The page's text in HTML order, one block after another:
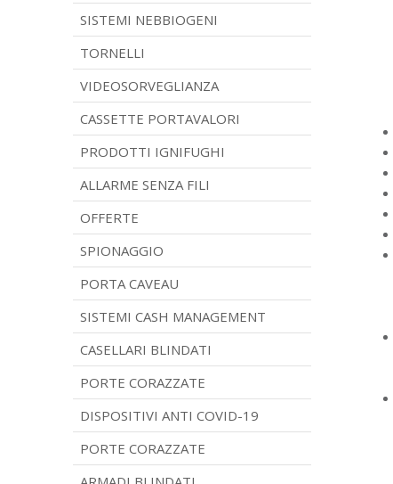
SISTEMI NEBBIOGENI
TORNELLI
VIDEOSORVEGLIANZA
CASSETTE PORTAVALORI
PRODOTTI IGNIFUGHI
ALLARME SENZA FILI
OFFERTE
SPIONAGGIO
PORTA CAVEAU
SISTEMI CASH MANAGEMENT
CASELLARI BLINDATI
PORTE CORAZZATE
DISPOSITIVI ANTI COVID-19
PORTE CORAZZATE